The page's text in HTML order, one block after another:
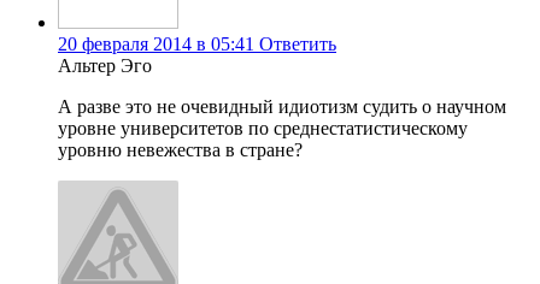
20 февраля 2014 в 05:41 Ответить
Альтер Эго
А разве это не очевидный идиотизм судить о научном
уровне университетов по среднестатистическому
уровню невежества в стране?